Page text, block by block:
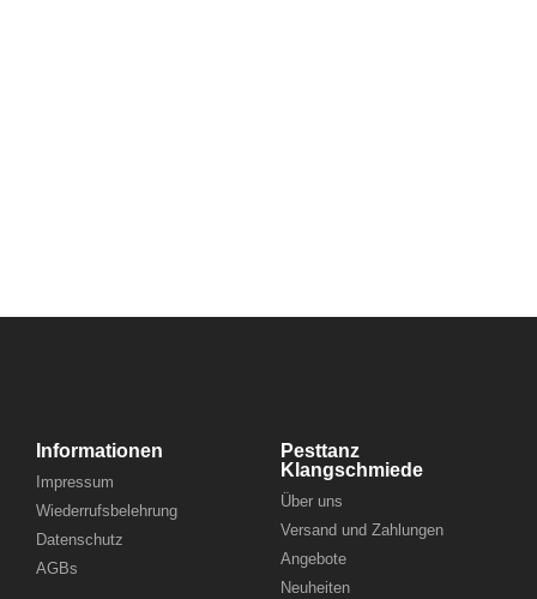
Informationen
Impressum
Wiederrufsbelehrung
Datenschutz
AGBs
Pesttanz
Klangschmiede
Über uns
Versand und Zahlungen
Angebote
Neuheiten